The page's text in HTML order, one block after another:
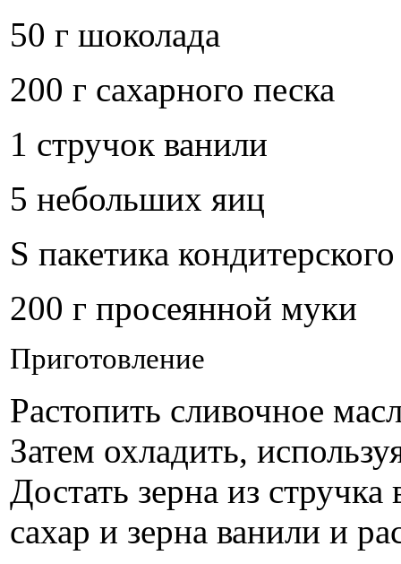
50 г шоколада
200 г сахарного песка
1 стручок ванили
5 небольших яиц
Ѕ пакетика
200 г просеянной муки
Приготовление
Растопить сливочное
Затем охладить,
Достать зерна из
сахар и зерна ванили и